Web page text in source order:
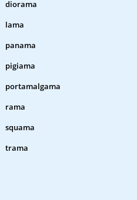
diorama
lama
panama
pigiama
portamalgama
rama
squama
trama